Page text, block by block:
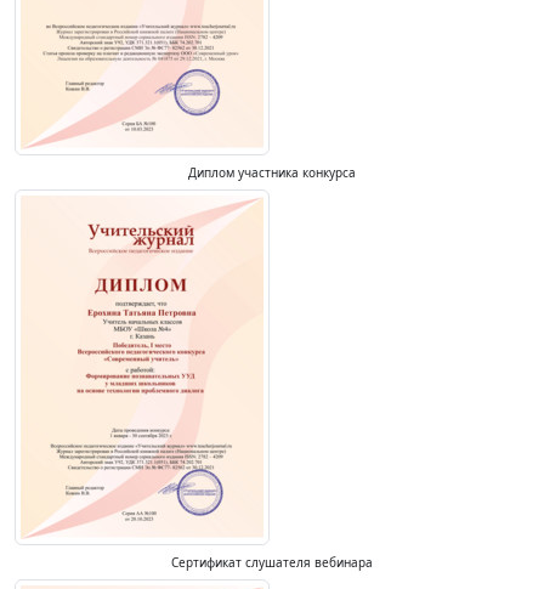
Диплом участника конкурса
Сертификат слушателя вебинара